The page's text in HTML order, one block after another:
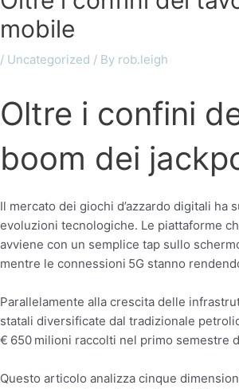
mobile
/ Uncategorized / By rob.leigh
Oltre i confini
boom dei
Il mercato dei giochi d’azzardo digitali
evoluzioni tecnologiche. Le piattaforme
avviene con un semplice tap sullo
mentre le connessioni 5G stanno
Parallelamente alla crescita delle
statali diversificate dal tradizionale
€ 650 milioni raccolti nel primo semestre
Questo articolo analizza cinque